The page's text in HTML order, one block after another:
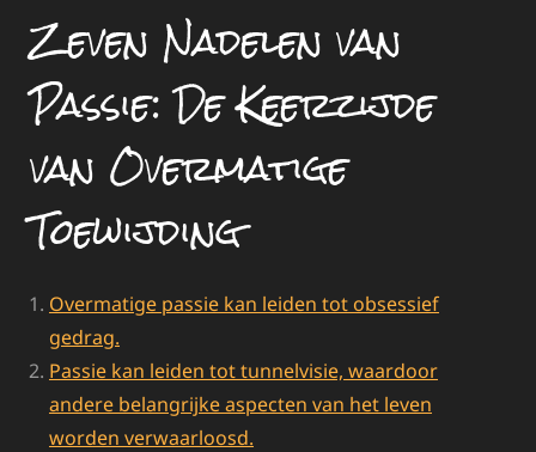
Zeven Nadelen van
Passie: De Keerzijde
van Overmatige
Toewijding
Overmatige passie kan leiden tot obsessief
gedrag.
Passie kan leiden tot tunnelvisie, waardoor
andere belangrijke aspecten van het leven
worden verwaarloosd.